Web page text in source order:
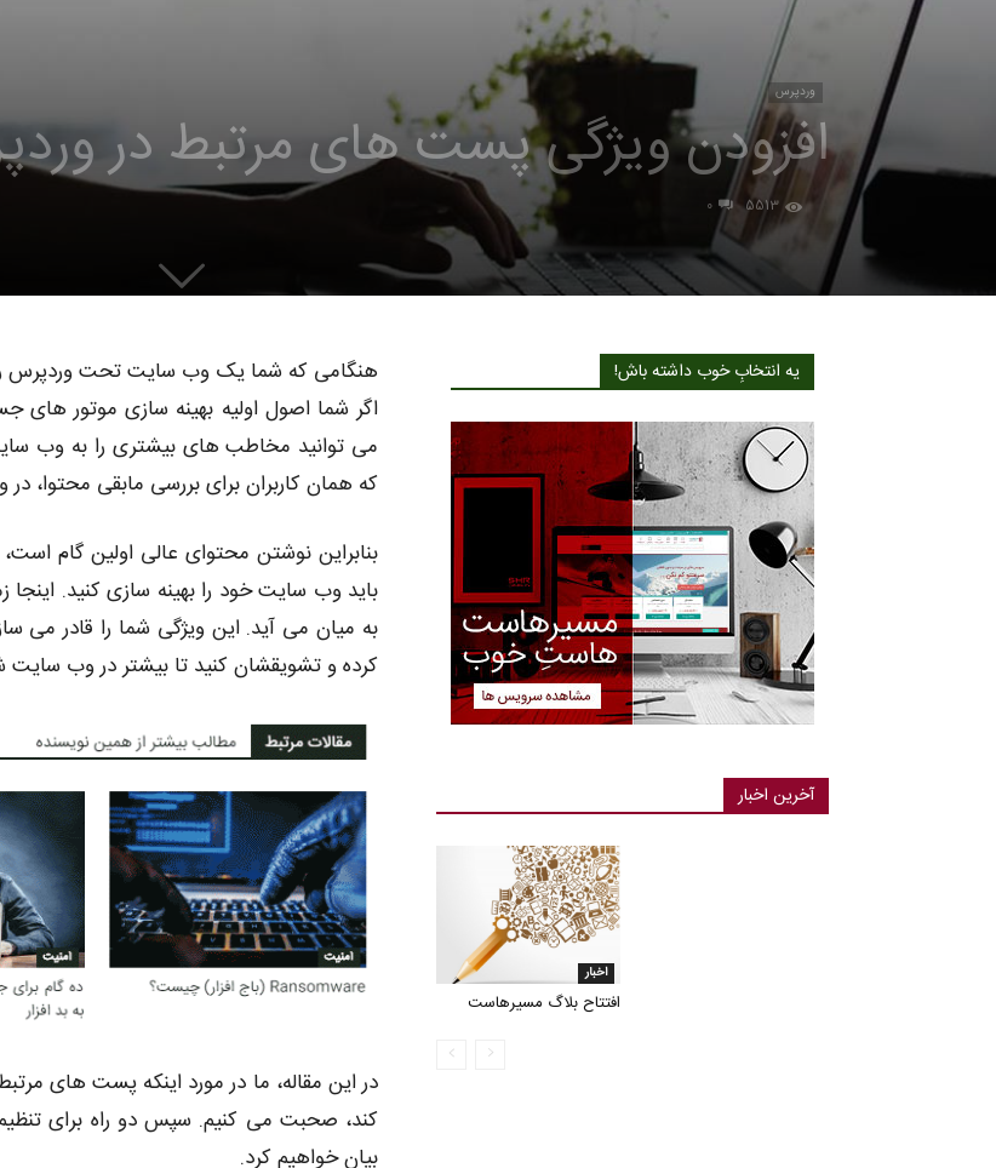
وردپرس
افزودن ویژگی پست های مرتبط در
5513
0
هنگامی که شما یک وب سایت تحت وردپرس
می توانید مخاطب های بیشتری را به وب
که همان کاربران برای بررسی مابقی محتوا، در
بنابراین نوشتن محتوای عالی اولین گام
به میان می آید. این ویژگی شما را قادر می
کرده و تشویقشان کنید تا بیشتر در وب سایت
در این مقاله، ما در مورد اینکه پست های
کند، صحبت می کنیم. سپس دو راه برای
بیان خواهیم کرد.
یه انتخابِ خوب داشته باش!
آخرین اخبار
اخبار
افتتاح بلاگ مسیرهاست